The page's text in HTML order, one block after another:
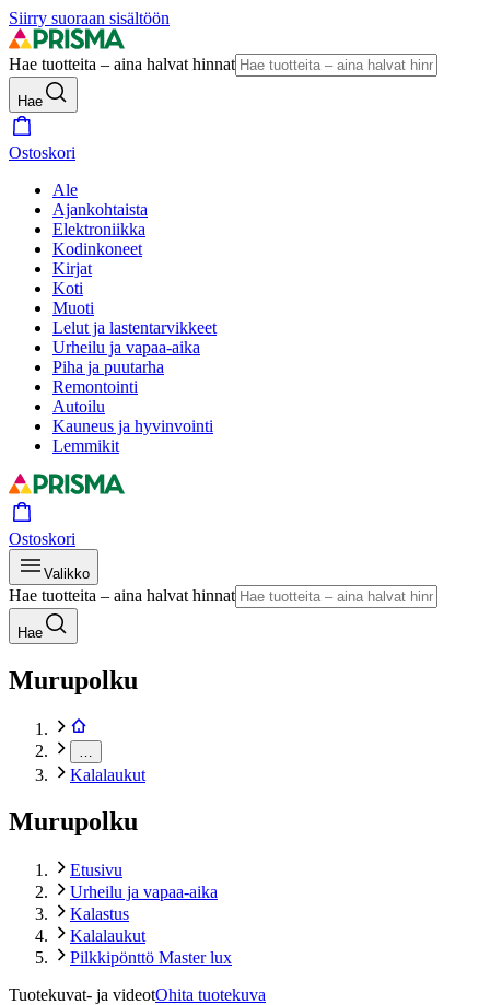
Siirry suoraan sisältöön
Hae tuotteita – aina halvat hinnat
Hae
Ostoskori
Ale
Ajankohtaista
Elektroniikka
Kodinkoneet
Kirjat
Koti
Muoti
Lelut ja lastentarvikkeet
Urheilu ja vapaa-aika
Piha ja puutarha
Remontointi
Autoilu
Kauneus ja hyvinvointi
Lemmikit
Ostoskori
Valikko
Hae tuotteita – aina halvat hinnat
Hae
Murupolku
Kalalaukut
Murupolku
Etusivu
Urheilu ja vapaa-aika
Kalastus
Kalalaukut
Pilkkipönttö Master lux
Tuotekuvat- ja videotOhita tuotekuva